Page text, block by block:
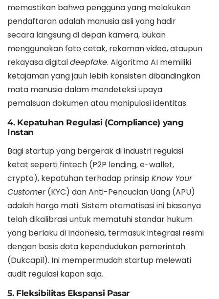
memastikan bahwa pengguna yang melakukan
pendaftaran adalah manusia asli yang hadir
secara langsung di depan kamera, bukan
menggunakan foto cetak, rekaman video, ataupun
rekayasa digitaldeepfake. Algoritma AI memiliki
ketajaman yang jauh lebih konsisten dibandingkan
mata manusia dalam mendeteksi upaya
pemalsuan dokumen atau manipulasi identitas.
4. Kepatuhan Regulasi (Compliance) yang
Instan
Bagi startup yang bergerak di industri regulasi
ketat seperti fintech (P2P lending, e-wallet,
crypto), kepatuhan terhadap prinsip Know Your
Customer(KYC) dan Anti-Pencucian Uang (APU)
adalah harga mati. Sistem otomatisasi ini biasanya
telah dikalibrasi untuk mematuhi standar hukum
yang berlaku di Indonesia, termasuk integrasi resmi
dengan basis data kependudukan pemerintah
(Dukcapil). Ini mempermudah startup melewati
audit regulasi kapan saja.
5. Fleksibilitas Ekspansi Pasar